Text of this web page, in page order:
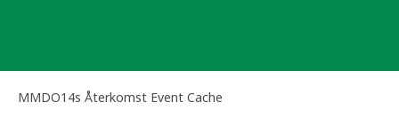
MMDO14s Återkomst Event Cache